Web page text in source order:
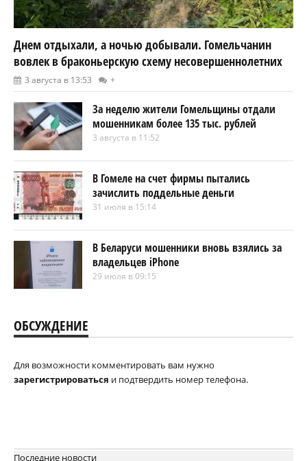
Днем отдыхали, а ночью добывали. Гомельчанин
вовлек в браконьерскую схему несовершеннолетних
3 августа в 13:53 +
За неделю жители Гомельщины отдали
мошенникам более 135 тыс. рублей
3 августа в 11:52
В Гомеле на счет фирмы пытались
зачислить поддельные деньги
31 июля в 15:14
В Беларуси мошенники вновь взялись за
владельцев iPhone
29 июля в 09:15
ОБСУЖДЕНИЕ
Для возможности комментировать вам нужно
зарегистрироваться и подтвердить номер телефона.
Последние новости